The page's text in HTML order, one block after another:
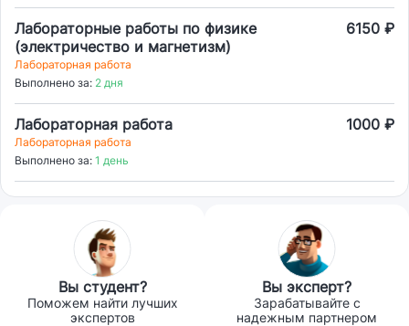
Лабораторные работы по физике
(электричество и магнетизм)
6150 ₽
Лабораторная работа
Выполнено за: 2 дня
Лабораторная работа 1000 ₽
Лабораторная работа
Выполнено за: 1 день
Вы студент?
Поможем найти лучших
экспертов
Вы эксперт?
Зарабатывайте с
надежным партнером